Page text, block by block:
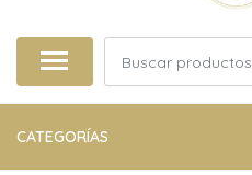
CATEGORÍAS